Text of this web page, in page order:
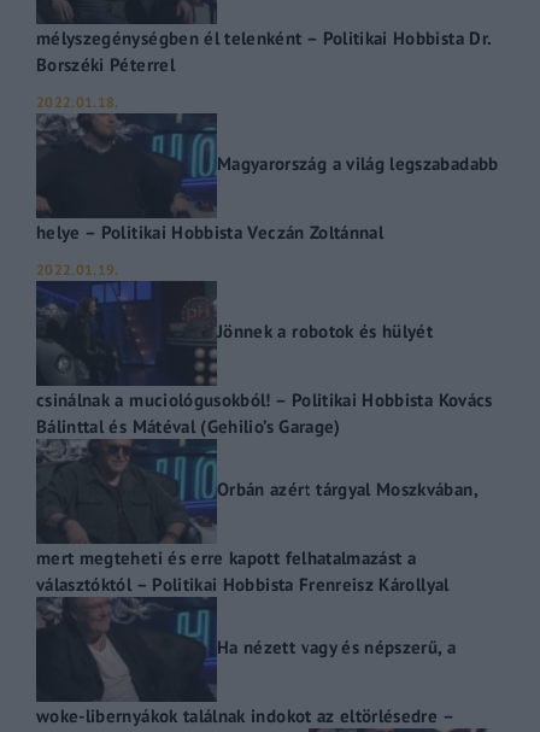
mélyszegénységben él telenként – Politikai Hobbista Dr.
Borszéki Péterrel
2022.01.18.
Magyarország a világ legszabadabb
helye – Politikai Hobbista Veczán Zoltánnal
2022.01.19.
Jönnek a robotok és hülyét
csinálnak a muciológusokból! – Politikai Hobbista Kovács
Bálinttal és Mátéval (Gehilio’s Garage)
Orbán azért tárgyal Moszkvában,
mert megteheti és erre kapott felhatalmazást a
választóktól – Politikai Hobbista Frenreisz Károllyal
Ha nézett vagy és népszerű, a
woke-libernyákok találnak indokot az eltörlésedre –